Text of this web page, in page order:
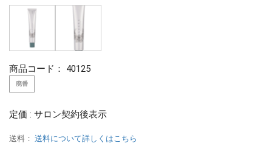
商品コード： 40125
廃番
定価 : サロン契約後表示
送料： 送料について詳しくはこちら